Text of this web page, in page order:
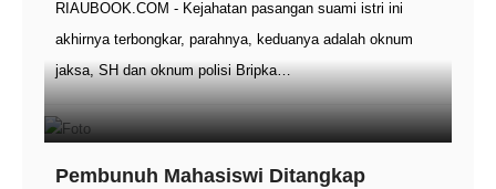
RIAUBOOK.COM - Kejahatan pasangan suami istri ini
akhirnya terbongkar, parahnya, keduanya adalah oknum
jaksa, SH dan oknum polisi Bripka…
Pembunuh Mahasiswi Ditangkap